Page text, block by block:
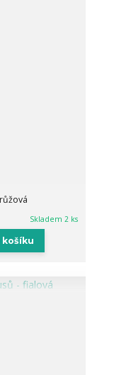
Skladem 2 ks
košíku